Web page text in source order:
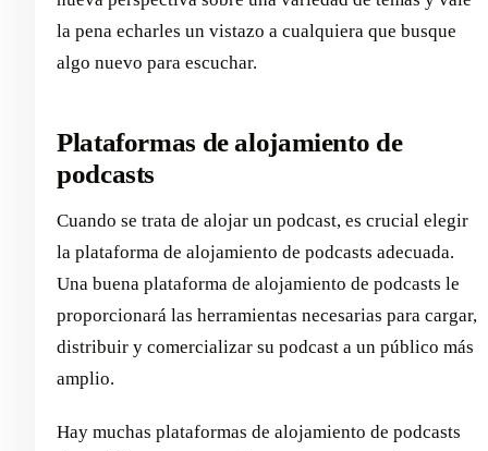
la pena echarles un vistazo a cualquiera que busque
algo nuevo para escuchar.
Plataformas de alojamiento de
podcasts
Cuando se trata de alojar un podcast, es crucial elegir
la plataforma de alojamiento de podcasts adecuada.
Una buena plataforma de alojamiento de podcasts le
proporcionará las herramientas necesarias para cargar,
distribuir y comercializar su podcast a un público más
amplio.
Hay muchas plataformas de alojamiento de podcasts